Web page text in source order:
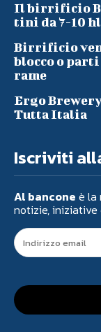
Il birrificio
tini da 7-10 hl
Birrificio
blocco o
rame
Ergo
Tutta Italia
Iscriviti
Al bancone è la
notizie, iniziative